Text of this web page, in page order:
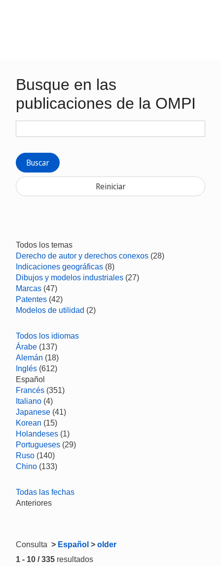
Busque en las
publicaciones de la OMPI
Buscar
Reiniciar
Todos los temas
Derecho de autor y derechos conexos (28)
Indicaciones geográficas (8)
Dibujos y modelos industriales (27)
Marcas (47)
Patentes (42)
Modelos de utilidad (2)
Todos los idiomas
Árabe (137)
Alemán (18)
Inglés (612)
Español
Francés (351)
Italiano (4)
Japanese (41)
Korean (15)
Holandeses (1)
Portugueses (29)
Ruso (140)
Chino (133)
Todas las fechas
Anteriores
Consulta > Español > older
1 - 10 / 335 resultados